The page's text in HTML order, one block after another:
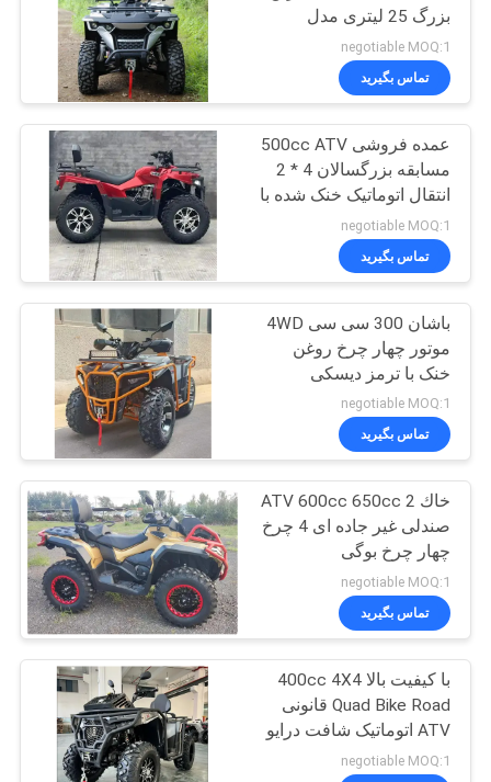
کنترل
کیفیت
تماس
بگیرید
درخواست
نقل
قول
نقشه
سایت
سیاست
حفظ
حریم
خصوصی
وسایل نقلیه سودمند
ATV
58
جوانان مسابقه ATV
75
برو بارت کارت
183
بزرگ 25 لیتری مدل
استارتی انژکتوری
negotiable MOQ:1
تماس بگیرید
عمده فروشی 500cc ATV
مسابقه بزرگسالان 4 * 2
انتقال اتوماتیک خنک شده با
آب چهار چرخ محرک بزرگ
غیر جاده ای قطعات و
لوازم جانبی UTV
negotiable MOQ:1
تماس بگیرید
باشان 300 سی سی 4WD
موتور چهار چرخ روغن
خنک با ترمز دیسکی
هیدرولیک
negotiable MOQ:1
تماس بگیرید
خاك ATV 600cc 650cc 2
صندلی غیر جاده ای 4 چرخ
چهار چرخ بوگی
negotiable MOQ:1
تماس بگیرید
با کیفیت بالا 400cc 4X4
Quad Bike Road قانونی
ATV اتوماتیک شافت درایو
مجهز به دیفرانسیل قفل
negotiable MOQ:1